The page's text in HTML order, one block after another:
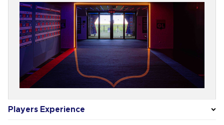
Players Experience